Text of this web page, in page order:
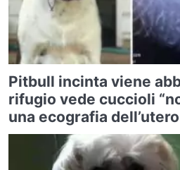
Pitbull incinta viene
rifugio vede cuccioli
una ecografia dell’utero